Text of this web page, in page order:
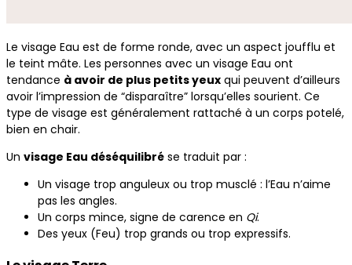
Le visage Eau est de forme ronde, avec un aspect joufflu et
le teint mâte. Les personnes avec un visage Eau ont
tendance à avoir de plus petits yeux qui peuvent d’ailleurs
avoir l’impression de “disparaître” lorsqu’elles sourient. Ce
type de visage est généralement rattaché à un corps potelé,
bien en chair.
Un visage Eau déséquilibré se traduit par :
Un visage trop anguleux ou trop musclé : l’Eau n’aime
pas les angles.
Un corps mince, signe de carence en Qi.
Des yeux (Feu) trop grands ou trop expressifs.